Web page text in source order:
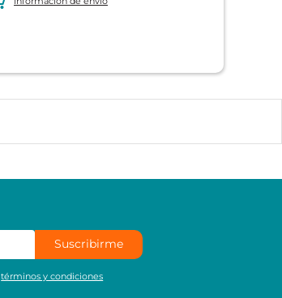
Suscribirme
,términos y condiciones